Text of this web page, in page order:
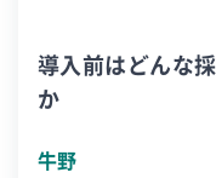
導入前はどんな
か
牛野